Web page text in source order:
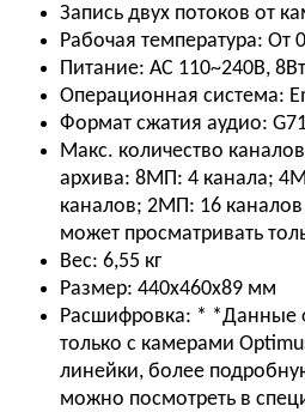
Запись двух потоков от
Рабочая температура: От
Питание: AC 110~240В,
Операционная система:
Формат сжатия аудио:
Макс. количество
архива: 8МП: 4 канала;
каналов; 2МП: 16
может просматривать
Вес: 6,55 кг
Размер: 440х460х89 мм
Расшифровка: * *Данные
только с камерами
линейки, более
можно посмотреть в